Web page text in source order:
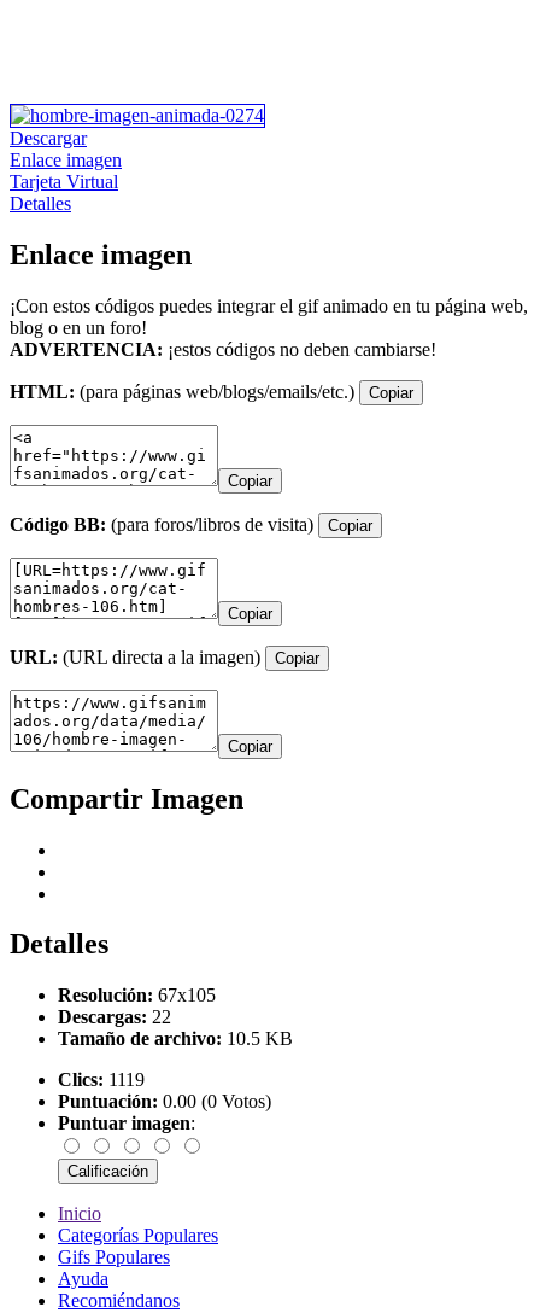
Descargar
Enlace imagen
Tarjeta Virtual
Detalles
Enlace imagen
¡Con estos códigos puedes integrar el gif animado en tu página web,
blog o en un foro!
ADVERTENCIA: ¡estos códigos no deben cambiarse!
HTML: (para páginas web/blogs/emails/etc.) Copiar
Copiar
Código BB: (para foros/libros de visita) Copiar
Copiar
URL: (URL directa a la imagen) Copiar
Copiar
Compartir Imagen
Detalles
Resolución: 67x105
Descargas: 22
Tamaño de archivo: 10.5 KB
Clics: 1119
Puntuación: 0.00 (0 Votos)
Puntuar imagen:
Inicio
Categorías Populares
Gifs Populares
Ayuda
Recomiéndanos